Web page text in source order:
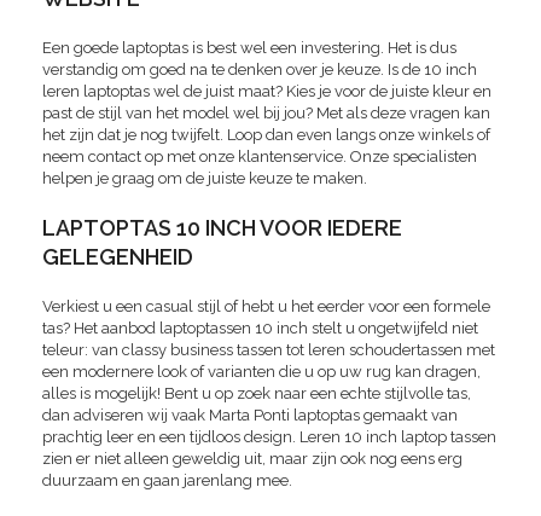
Een goede laptoptas is best wel een investering. Het is dus
verstandig om goed na te denken over je keuze. Is de 10 inch
leren laptoptas wel de juist maat? Kies je voor de juiste kleur en
past de stijl van het model wel bij jou? Met als deze vragen kan
het zijn dat je nog twijfelt. Loop dan even langs onze winkels of
neem contact op met onze klantenservice. Onze specialisten
helpen je graag om de juiste keuze te maken.
LAPTOPTAS 10 INCH VOOR IEDERE
GELEGENHEID
Verkiest u een casual stijl of hebt u het eerder voor een formele
tas? Het aanbod laptoptassen 10 inch stelt u ongetwijfeld niet
teleur: van classy business tassen tot leren schoudertassen met
een modernere look of varianten die u op uw rug kan dragen,
alles is mogelijk! Bent u op zoek naar een echte stijlvolle tas,
dan adviseren wij vaak Marta Ponti laptoptas gemaakt van
prachtig leer en een tijdloos design. Leren 10 inch laptop tassen
zien er niet alleen geweldig uit, maar zijn ook nog eens erg
duurzaam en gaan jarenlang mee.